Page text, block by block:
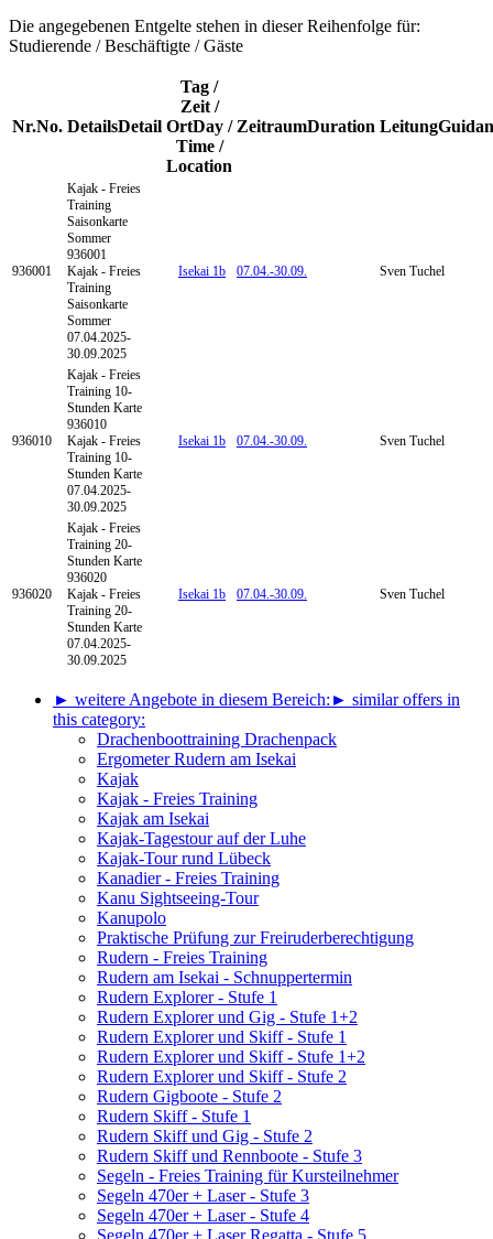
Die angegebenen Entgelte stehen in dieser Reihenfolge für:
Studierende / Beschäftigte / Gäste
Nr.No. DetailsDetail
Tag /
Zeit /
OrtDay /
Time /
Location
ZeitraumDuration Leitung
936001
Kajak - Freies
Training
Saisonkarte
Sommer
936001
Kajak - Freies
Training
Saisonkarte
Sommer
07.04.2025-
30.09.2025
Isekai 1b 07.04.-30.09. Sven Tuchel
936010
Kajak - Freies
Training 10-
Stunden Karte
936010
Kajak - Freies
Training 10-
Stunden Karte
07.04.2025-
30.09.2025
Isekai 1b 07.04.-30.09. Sven Tuchel
936020
Kajak - Freies
Training 20-
Stunden Karte
936020
Kajak - Freies
Training 20-
Stunden Karte
07.04.2025-
30.09.2025
Isekai 1b 07.04.-30.09. Sven Tuchel
► weitere Angebote in diesem Bereich: ► similar offers in
this category:
Drachenboottraining Drachenpack
Ergometer Rudern am Isekai
Kajak
Kajak - Freies Training
Kajak am Isekai
Kajak-Tagestour auf der Luhe
Kajak-Tour rund Lübeck
Kanadier - Freies Training
Kanu Sightseeing-Tour
Kanupolo
Praktische Prüfung zur Freiruderberechtigung
Rudern - Freies Training
Rudern am Isekai - Schnuppertermin
Rudern Explorer - Stufe 1
Rudern Explorer und Gig - Stufe 1+2
Rudern Explorer und Skiff - Stufe 1
Rudern Explorer und Skiff - Stufe 1+2
Rudern Explorer und Skiff - Stufe 2
Rudern Gigboote - Stufe 2
Rudern Skiff - Stufe 1
Rudern Skiff und Gig - Stufe 2
Rudern Skiff und Rennboote - Stufe 3
Segeln - Freies Training für Kursteilnehmer
Segeln 470er + Laser - Stufe 3
Segeln 470er + Laser - Stufe 4